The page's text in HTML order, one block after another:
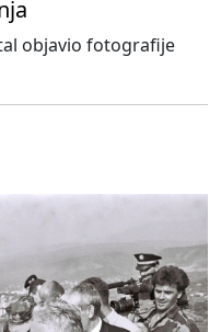
objavio fotografije